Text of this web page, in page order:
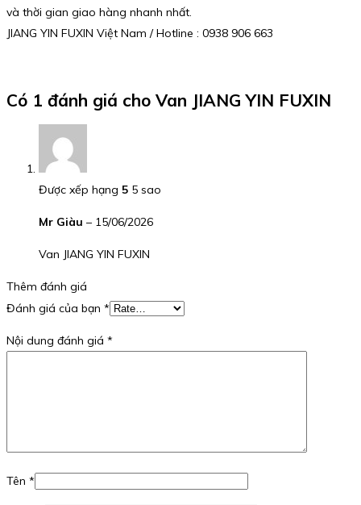
và thời gian giao hàng nhanh nhất.
JIANG YIN FUXIN Việt Nam / Hotline : 0938 906 663
Có 1 đánh giá cho Van JIANG YIN FUXIN
Được xếp hạng 5 5 sao
Mr Giàu – 15/06/2026
Van JIANG YIN FUXIN
Thêm đánh giá
Đánh giá của bạn *
Nội dung đánh giá *
Tên *